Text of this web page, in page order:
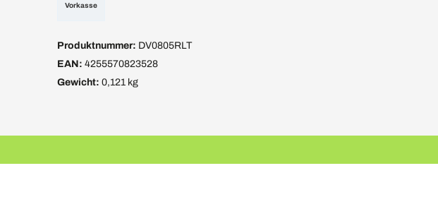
Vorkasse
Produktnummer: DV0805RLT
EAN: 4255570823528
Gewicht: 0,121 kg